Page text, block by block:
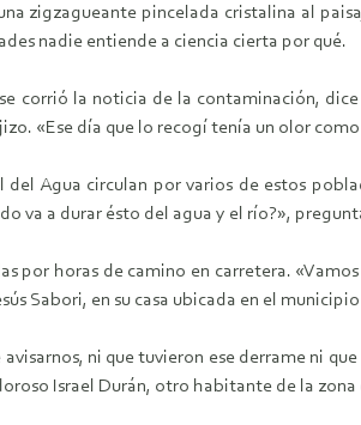
zigzagueante pincelada cristalina al
nadie entiende a ciencia cierta por qué.
corrió la noticia de la contaminación,
«Ese día que lo recogí tenía un olor
Agua circulan por varios de estos
va a durar ésto del agua y el río?»,
por horas de camino en carretera.
Sabori, en su casa ubicada en el
ni que tuvieron ese derrame ni
Israel Durán, otro habitante de la zona